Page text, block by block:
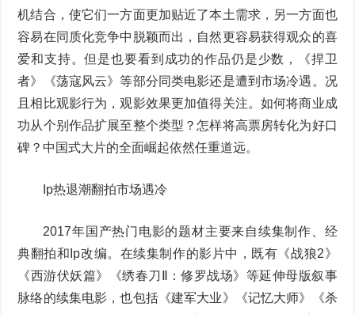
机结合，使它们一方面更加贴近了本土需求，另一方面也
容易在同质化竞争中脱颖而出，自然更容易获得观众的喜
爱和支持。但是也要看到成功的作品仍是少数，《捍卫
者》《荡寇风云》等部分同类电影还是遭到市场冷遇。况
且相比观影行为，观影效果更加值得关注。如何将商业成
功从个别作品扩展至整个类型？怎样将高票房转化为好口
碑？中国式大片的全面崛起依然任重道远。
Ip热退潮翻拍市场遇冷
2017年国产热门电影的题材主要来自续集制作、经
典翻拍和Ip改编。在续集制作的影片中，既有《战狼2》
《西游伏妖篇》《绣春刀Ⅱ：修罗战场》等延伸母版叙事
脉络的续集电影，也包括《建军大业》《记忆大师》《杀